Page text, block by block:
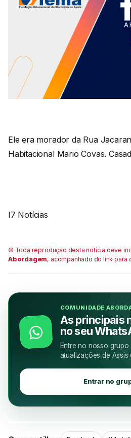
Ele era morador da Rua
Habitacional Mario Covas.
I7 Notícias
© Toda reprodução desta notícia deve
Abordagem, acompanhado do link para
COMUNIDADE
As principais
no seu
Entre no nosso
atualizações de Assis
Entrar no